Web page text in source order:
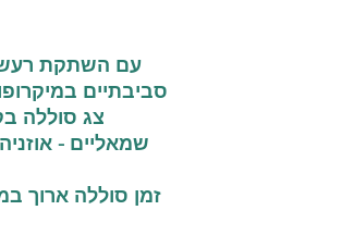
צג סוללה
שמאליים -
זמן סוללה ארוך